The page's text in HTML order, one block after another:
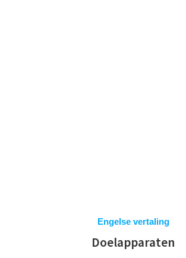
Engelse vertaling
Doelapparaten